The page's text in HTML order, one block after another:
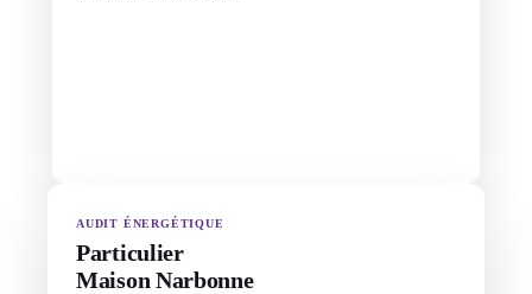
AUDIT ÉNERGÉTIQUE
Particulier
Maison Narbonne